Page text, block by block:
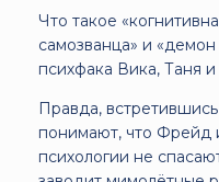
Что такое
самозванца» и
психфака Вика, Таня
Правда,
понимают, что Фрейд
психологии не